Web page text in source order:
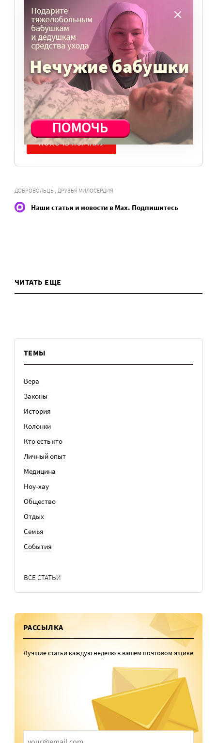
ТЕМУ ПРОДОЛЖИЛСЯ? ПОДДЕРЖИТЕ
ПОРТАЛ!
Мы просим подписаться на небольшой, но
регулярный платеж в пользу нашего сайта.
Милосердие.ru работает благодаря добровольным
пожертвованиям наших читателей. На
командировки, съемки, зарплаты редакторов,
журналистов и техническую поддержку сайта
нужны средства.
ПОМОЧЬ ПОРТАЛУ
ДОБРОВОЛЬЦЫ, ДРУЗЬЯ МИЛОСЕРДИЯ
Наши статьи и новости в Max. Подпишитесь
ЧИТАТЬ ЕЩЕ
ТЕМЫ
Вера
Законы
История
Колонки
Кто есть кто
Личный опыт
Медицина
Ноу-хау
Общество
Отдых
Семья
События
ВСЕ СТАТЬИ
РАССЫЛКА
Лучшие статьи каждую неделю в вашем почтовом ящике